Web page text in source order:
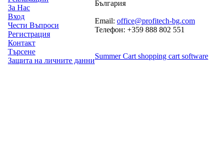
За Нас
Вход
Чести Въпроси
Регистрация
Контакт
Търсене
Защита на личните данни
България
Email: office@profitech-bg.com
Телефон: +359 888 802 551
Summer Cart shopping cart software